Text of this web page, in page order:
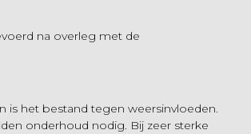
na overleg met de
is het bestand tegen weersinvloeden.
onderhoud nodig. Bij zeer sterke